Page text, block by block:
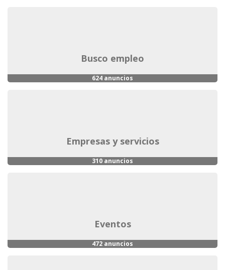
busco empleo
624 anuncios
empresas y servicios
310 anuncios
eventos
472 anuncios